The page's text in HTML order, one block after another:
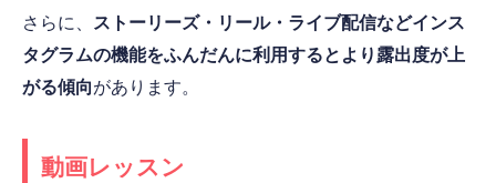
さらに、 ストーリーズ・リール・ライブ配信などインス
タグラムの機能をふんだんに利用するとより露出度が上
がる傾向があります。
動画レッスン